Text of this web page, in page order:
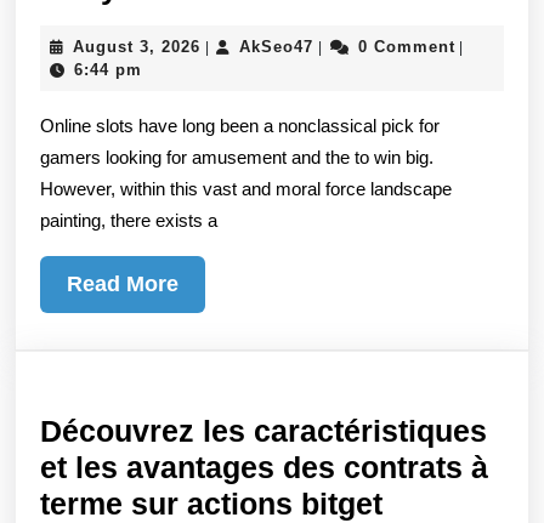
Vista
Elated
Online
Slots
Ducking
In
Themes
And
Piquant
August 3, 2026 AugustAkSeo47 AkSeo470 Comment
6:44 pm
Online slots have long been a nonclassical pick for
gamers looking for amusement and the to win big.
However, within this vast and moral force landscape
painting, there exists a
Read MoreRead
More
Découvrez les caractéristiques
et les avantages des contrats à
terme sur actions bitgetDécouvrez